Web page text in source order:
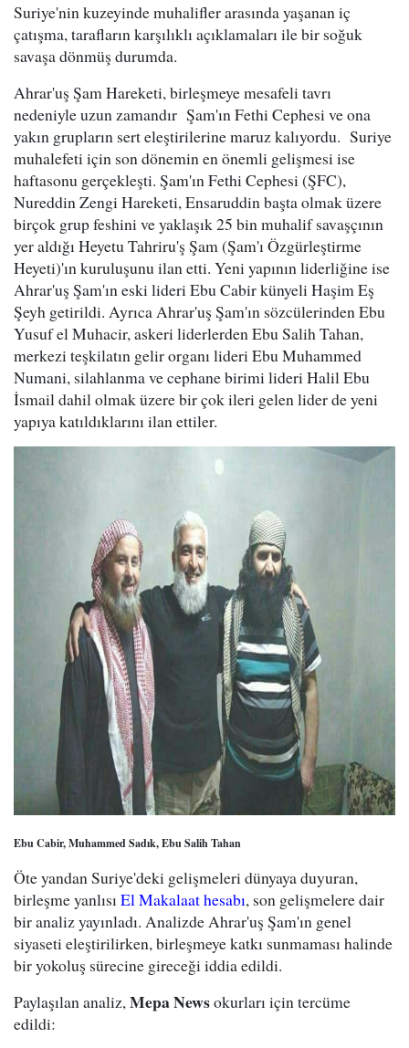
Suriye'nin kuzeyinde muhalifler arasında yaşanan iç
çatışma, tarafların karşılıklı açıklamaları ile bir soğuk
savaşa dönmüş durumda.
Ahrar'uş Şam Hareketi, birleşmeye mesafeli tavrı
nedeniyle uzun zamandır Şam'ın Fethi Cephesi ve ona
yakın grupların sert eleştirilerine maruz kalıyordu. Suriye
muhalefeti için son dönemin en önemli gelişmesi ise
haftasonu gerçekleşti. Şam'ın Fethi Cephesi (ŞFC),
Nureddin Zengi Hareketi, Ensaruddin başta olmak üzere
birçok grup feshini ve yaklaşık 25 bin muhalif savaşçının
yer aldığı Heyetu Tahriru'ş Şam (Şam'ı Özgürleştirme
Heyeti)'ın kuruluşunu ilan etti. Yeni yapının liderliğine ise
Ahrar'uş Şam'ın eski lideri Ebu Cabir künyeli Haşim Eş
Şeyh getirildi. Ayrıca Ahrar'uş Şam'ın sözcülerinden Ebu
Yusuf el Muhacir, askeri liderlerden Ebu Salih Tahan,
merkezi teşkilatın gelir organı lideri Ebu Muhammed
Numani, silahlanma ve cephane birimi lideri Halil Ebu
İsmail dahil olmak üzere bir çok ileri gelen lider de yeni
yapıya katıldıklarını ilan ettiler.
Ebu Cabir, Muhammed Sadık, Ebu Salih Tahan
Öte yandan Suriye'deki gelişmeleri dünyaya duyuran,
birleşme yanlısıEl Makalaat hesabı, son gelişmelere dair
bir analiz yayınladı. Analizde Ahrar'uş Şam'ın genel
siyaseti eleştirilirken, birleşmeye katkı sunmaması halinde
bir yokoluş sürecine gireceği iddia edildi.
Paylaşılan analiz,Mepa Newsokurları için tercüme
edildi: